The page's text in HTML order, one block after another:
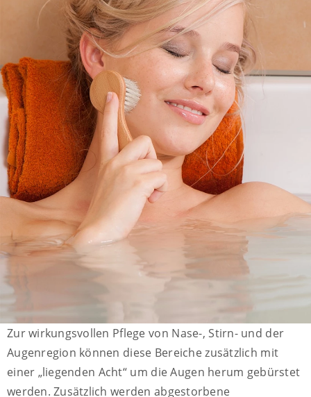
Zur wirkungsvollen Pflege von Nase-, Stirn- und der
Augenregion können diese Bereiche zusätzlich mit
einer „liegenden Acht“ um die Augen herum gebürstet
werden. Zusätzlich werden abgestorbene